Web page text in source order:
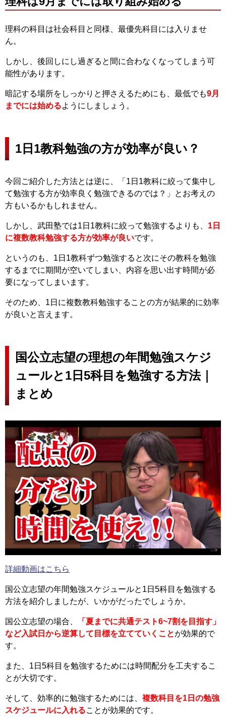
理科の科目は社会科目と同様、最優先科目には入りませ
ん。
しかし、後回しにし過ぎると間に合わなくなってしまう可
能性があります。
暗記する場所をしっかりと押さえるためにも、最低でも9月
までには始めるようにしましょう。
1日1教科勉強の方が効率が良い？
今回ご紹介した方法とは逆に、「1日1教科に絞って集中し
て勉強する方が効率良く勉強できるのでは？」とお考えの
方もいるかもしれません。
しかし、武田塾では1日1教科に絞って勉強するよりも、 1日
に複数教科勉強する方が効率が良いです。
というのも、1日1教科ずつ勉強すると次にその教科を勉強
するまでに期間が空いてしまい、内容を思い出す時間が必
要になってしまいます。
そのため、1日に複数教科勉強することの方が結果的に効率
が良いと言えます。
国公立志望の理想の年間勉強スケジ
ュールと1日5科目を勉強する方法｜
まとめ
詳細動画はこちら
国公立志望の年間勉強スケジュールと1日5科目を勉強する
方法を紹介しましたが、いかがだったでしょうか。
国公立志望の場合、
「夏までに共通テスト6~7割を目指す」
など入試日から逆算して目標を立てていくことが効果的で
す。
また、1日5科目を勉強するためには時間配分を工夫するこ
とが大切です。
そして、効率的に勉強するためには、 複数科目を1日の勉強
スケジュールに入れることが効果的です。